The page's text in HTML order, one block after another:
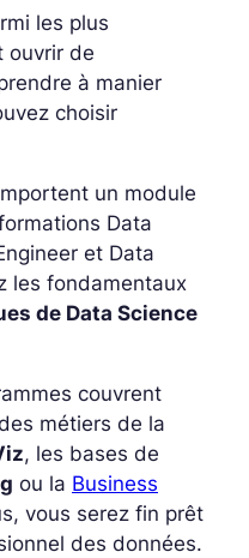
les plus
ouvrir de
à manier
choisir
un module
Data
et Data
les fondamentaux
de Data Science
couvrent
métiers de la
, les bases de
ou la Business
vous serez fin prêt
des données.